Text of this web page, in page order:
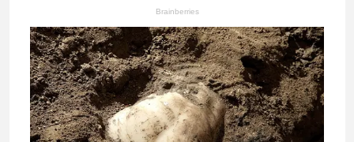
Brainberries